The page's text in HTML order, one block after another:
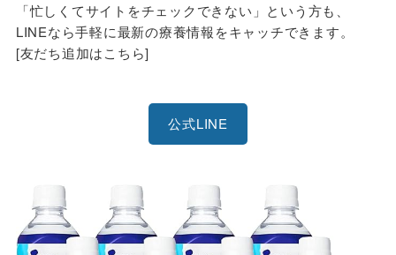
「忙しくてサイトをチェックできない」という方も、
LINEなら手軽に最新の療養情報をキャッチできます。
[友だち追加はこちら]
公式LINE